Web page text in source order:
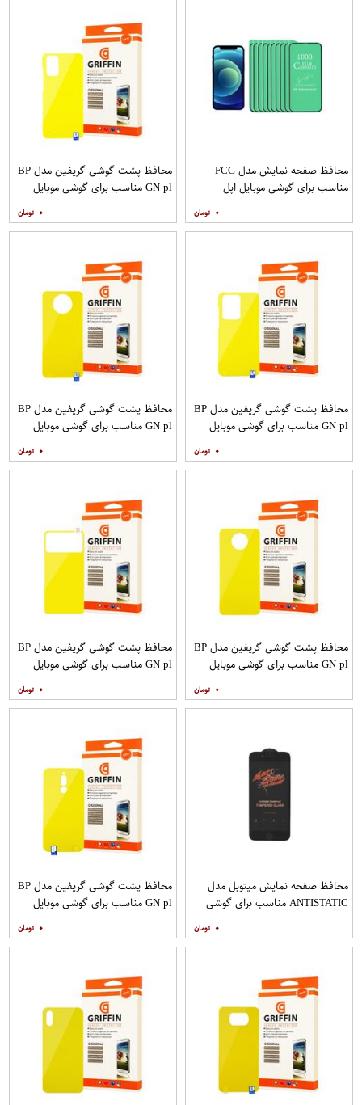
محافظ صفحه نمایش مدل FCG
مناسب برای گوشی موبایل اپل
۰
محافظ پشت گوشی گریفین مدل BP
GN pl مناسب برای گوشی موبایل
۰
محافظ پشت گوشی گریفین مدل BP
GN pl مناسب برای گوشی موبایل
۰
محافظ پشت گوشی گریفین مدل BP
GN pl مناسب برای گوشی موبایل
۰
محافظ پشت گوشی گریفین مدل BP
GN pl مناسب برای گوشی موبایل
۰
محافظ پشت گوشی گریفین مدل BP
GN pl مناسب برای گوشی موبایل
۰
محافظ صفحه نمایش میتوبل مدل
ANTISTATIC مناسب برای گوشی
۰
محافظ پشت گوشی گریفین مدل BP
GN pl مناسب برای گوشی موبایل
۰